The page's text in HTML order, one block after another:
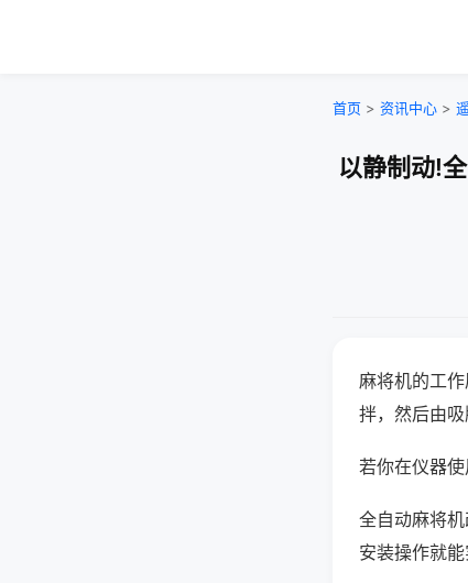
首页 > 资讯中心 >
以静制动!
麻将机的工
拌，然后由
若你在仪器
全自动麻将
安装操作就